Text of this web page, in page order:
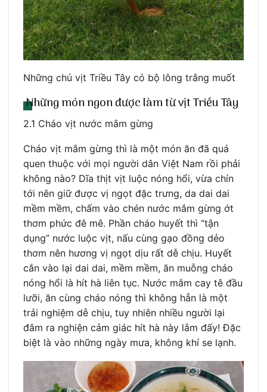
Những chú vịt Triều Tây có bộ lông trắng muốt
Những món ngon được làm từ vịt Triều Tây
2.1 Cháo vịt nước mắm gừng
Cháo vịt mắm gừng thì là một món ăn đã quá
quen thuộc với mọi người dân Việt Nam rồi phải
không nào? Dĩa thịt vịt luộc nóng hổi, vừa chín
tới nên giữ được vị ngọt đặc trưng, da dai dai
mềm mềm, chấm vào chén nước mắm gừng ớt
thơm phức đê mê. Phần cháo huyết thì “tận
dụng” nước luộc vịt, nấu cùng gạo đồng dẻo
thơm nên hương vị ngọt dịu rất dễ chịu. Huyết
cắn vào lại dai dai, mềm mềm, ăn muỗng cháo
nóng hổi là hít hà liên tục. Nước mắm cay tê đầu
lưỡi, ăn cùng cháo nóng thì không hẳn là một
trải nghiệm dễ chịu, tuy nhiên nhiều người lại
đâm ra nghiện cảm giác hít hà này lắm đấy! Đặc
biệt là vào những ngày mưa, không khí se lạnh.